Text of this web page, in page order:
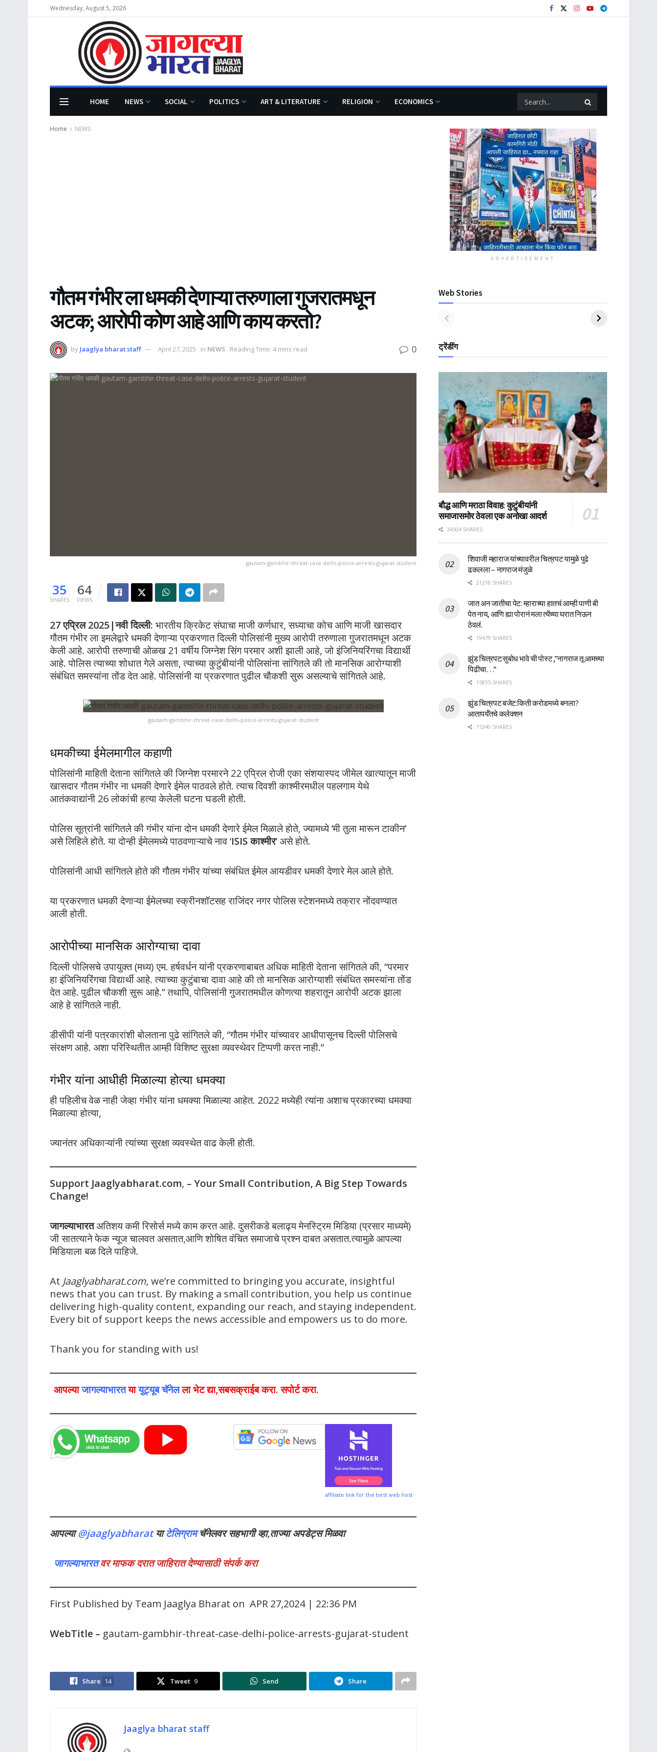
Wednesday, August 5, 2026
HOME NEWS SOCIAL POLITICS ART & LITERATURE RELIGION ECONOMICS
Home NEWS
गौतम गंभीर ला धमकी देणाऱ्या तरुणाला गुजरातमधून
अटक; आरोपी कोण आहे आणि काय करतो?
by Jaaglya bharat staff April 27, 2025 in NEWS Reading Time: 4 mins read 0
gautam-gambhir-threat-case-delhi-police-arrests-gujarat-student
35
SHARES
64
VIEWS
27 एप्रिल 2025|नवी दिल्ली: भारतीय क्रिकेट संघाचा माजी कर्णधार, सध्याचा कोच आणि माजी खासदार
गौतम गंभीर ला इमलेद्वारे धमकी देणाऱ्या प्रकरणात दिल्ली पोलिसांनी मुख्य आरोपी तरुणाला गुजरातमधून अटक
केली आहे. आरोपी तरुणाची ओळख 21 वर्षीय जिग्नेश सिंग परमार अशी झाली आहे, जो इंजिनियरिंगचा विद्यार्थी
आहे. पोलिस त्याच्या शोधात गेले असता, त्याच्या कुटुंबीयांनी पोलिसांना सांगितले की तो मानसिक आरोग्याशी
संबंधित समस्यांना तोंड देत आहे. पोलिसांनी या प्रकरणात पुढील चौकशी सुरू असल्याचे सांगितले आहे.
gautam-gambhir-threat-case-delhi-police-arrests-gujarat-student
धमकीच्या ईमेलमागील कहाणी
पोलिसांनी माहिती देताना सांगितले की जिग्नेश परमारने 22 एप्रिल रोजी एका संशयास्पद जीमेल खात्यातून माजी
खासदार गौतम गंभीर ना धमकी देणारे ईमेल पाठवले होते. त्याच दिवशी काश्मीरमधील पहलगाम येथे
आतंकवाद्यांनी 26 लोकांची हत्या केलेली घटना घडली होती.
पोलिस सूत्रांनी सांगितले की गंभीर यांना दोन धमकी देणारे ईमेल मिळाले होते, ज्यामध्ये ‘मी तुला मारून टाकीन’
असे लिहिले होते. या दोन्ही ईमेलमध्ये पाठवणाऱ्याचे नाव ‘ISIS काश्मीर‘ असे होते.
पोलिसांनी आधी सांगितले होते की गौतम गंभीर यांच्या संबंधित ईमेल आयडीवर धमकी देणारे मेल आले होते.
या प्रकरणात धमकी देणाऱ्या ईमेलच्या स्क्रीनशॉटसह राजिंदर नगर पोलिस स्टेशनमध्ये तक्रार नोंदवण्यात
आली होती.
आरोपीच्या मानसिक आरोग्याचा दावा
दिल्ली पोलिसचे उपायुक्त (मध्य) एम. हर्षवर्धन यांनी प्रकरणाबाबत अधिक माहिती देताना सांगितले की, “परमार
हा इंजिनियरिंगचा विद्यार्थी आहे. त्याच्या कुटुंबाचा दावा आहे की तो मानसिक आरोग्याशी संबंधित समस्यांना तोंड
देत आहे. पुढील चौकशी सुरू आहे.” तथापि, पोलिसांनी गुजरातमधील कोणत्या शहरातून आरोपी अटक झाला
आहे हे सांगितले नाही.
डीसीपी यांनी पत्रकारांशी बोलताना पुढे सांगितले की, “गौतम गंभीर यांच्यावर आधीपासूनच दिल्ली पोलिसचे
संरक्षण आहे. अशा परिस्थितीत आम्ही विशिष्ट सुरक्षा व्यवस्थेवर टिप्पणी करत नाही.”
गंभीर यांना आधीही मिळाल्या होत्या धमक्या
ही पहिलीच वेळ नाही जेव्हा गंभीर यांना धमक्या मिळाल्या आहेत. 2022 मध्येही त्यांना अशाच प्रकारच्या धमक्या
मिळाल्या होत्या,
ज्यानंतर अधिकाऱ्यांनी त्यांच्या सुरक्षा व्यवस्थेत वाढ केली होती.
Support Jaaglyabharat.com, – Your Small Contribution, A Big Step Towards
Change!
जागल्याभारतअतिशय कमी रिसोर्स मध्ये काम करत आहे. दुसरीकडे बलाढ्य मेनस्ट्रिम मिडिया (प्रसार माध्यमे)
जी सातत्याने फेक न्यूज चालवत असतात,आणि शोषित वंचित समाजाचे प्रश्न दाबत असतात.त्यामुळे आपल्या
मिडियाला बळ दिले पाहिजे.
At Jaaglyabharat.com, we’re committed to bringing you accurate, insightful
news that you can trust. By making a small contribution, you help us continue
delivering high-quality content, expanding our reach, and staying independent.
Every bit of support keeps the news accessible and empowers us to do more.
Thank you for standing with us!
आपल्याजागल्याभारतयायुट्यूब चॅनेलला भेट द्या,सबसक्राईब करा. सपोर्ट करा.
affiliate link for the best web host
आपल्या@jaaglyabharatयाटेलिग्रामचॅनेलवर सहभागी व्हा,ताज्या अपडेट्स मिळवा
जागल्याभारतवर माफक दरात जाहिरात देण्यासाठी संपर्क करा
First Published by Team Jaaglya Bharat on APR 27,2024 | 22:36 PM
WebTitle – gautam-gambhir-threat-case-delhi-police-arrests-gujarat-student
Share 14 Tweet 9 Send Share
Jaaglya bharat staff
ADVERTISEMENT
Web Stories
ट्रेंडींग
बौद्ध आणि मराठा विवाह: कुटुंबीयांनी
समाजासमोर ठेवला एक अनोखा आदर्श
34504 SHARES
शिवाजी महाराज यांच्यावरील चित्रपट यामुळे पुढे
ढकलला – नागराज मंजुळे
21218 SHARES
जात अन जातीचा पेट: म्हाराच्या हातचं आम्ही पाणी बी
पेत नाय, आणि ह्या पोरानं मला त्येंच्या घरात निऊन
ठेवलं.
19479 SHARES
झुंड चित्रपट:सुबोध भावे ची पोस्ट ,”नागराज तू आमच्या
पिढीचा…”
15835 SHARES
झुंड चित्रपट बजेट:किती करोडमध्ये बनला?
आतापर्यँतचे कलेक्शन
15340 SHARES